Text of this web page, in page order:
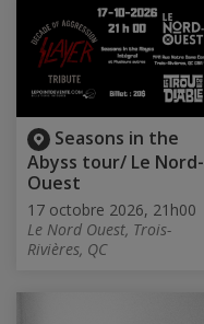
Seasons in the
Abyss tour/ Le Nord-
Ouest
17 octobre 2026, 21h00
Le Nord Ouest, Trois-
Rivières, QC